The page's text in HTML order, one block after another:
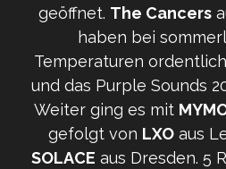
geöffnet. The Cancers
haben bei
Temperaturen
und das Purple Sounds
Weiter ging es mit
gefolgt von LXO aus
SOLACE aus Dresden. 5